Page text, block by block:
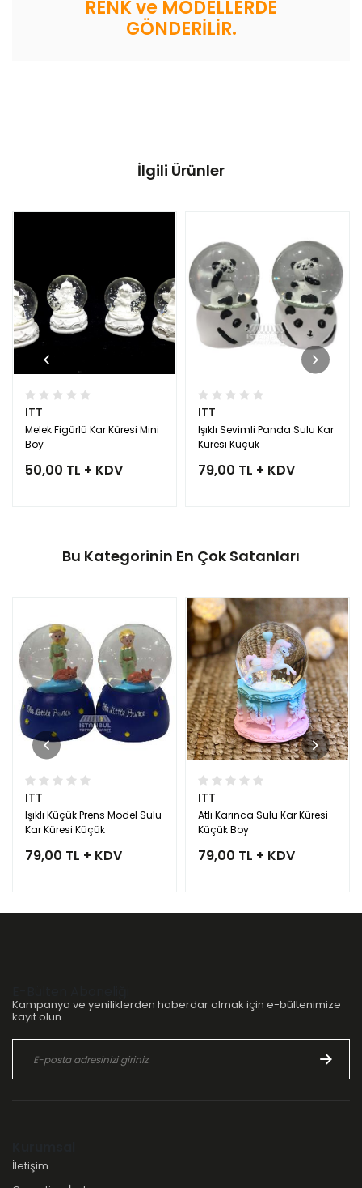
RENK ve MODELLERDE
GÖNDERİLİR.
İlgili Ürünler
ITT
Melek Figürlü Kar Küresi Mini
Boy
50,00 TL + KDV
ITT
Işıklı Sevimli Panda Sulu Kar
Küresi Küçük
79,00 TL + KDV
Bu Kategorinin En Çok Satanları
ITT
Işıklı Küçük Prens Model Sulu
Kar Küresi Küçük
79,00 TL + KDV
ITT
Atlı Karınca Sulu Kar Küresi
Küçük Boy
79,00 TL + KDV
Kampanya ve yeniliklerden haberdar olmak için e-bültenimize
kayıt olun.
İletişim